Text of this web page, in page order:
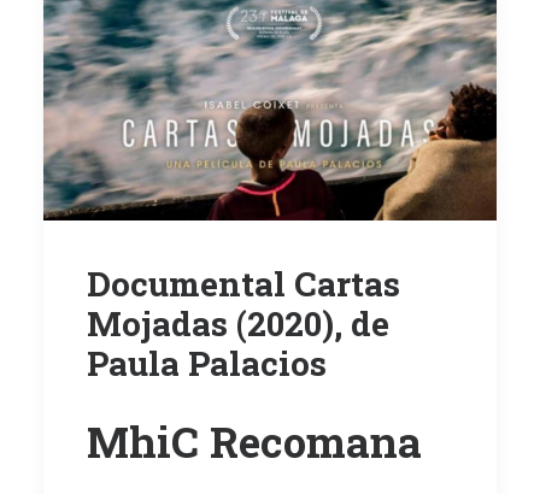
Documental Cartas
Mojadas (2020), de
Paula Palacios
MhiC Recomana